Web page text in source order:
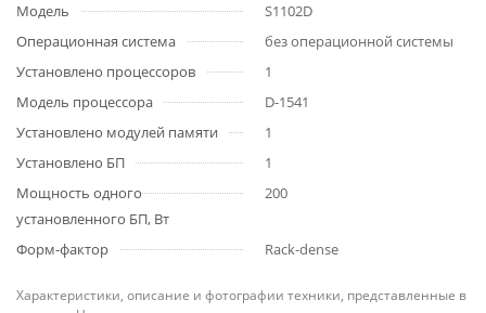
Модель
S1102D
Операционная система
без операционной системы
Установлено процессоров
1
Модель процессора
D-1541
Установлено модулей памяти
1
Установлено БП
1
Мощность одного
установленного БП, Вт
200
Форм-фактор Rack-dense
Характеристики, описание и фотографии техники, представленные в